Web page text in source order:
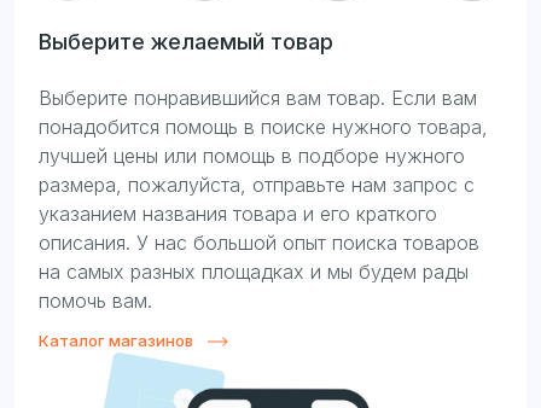
Выберите желаемый товар
Выберите понравившийся вам товар. Если вам
понадобится помощь в поиске нужного товара,
лучшей цены или помощь в подборе нужного
размера, пожалуйста, отправьте нам запрос с
указанием названия товара и его краткого
описания. У нас большой опыт поиска товаров
на самых разных площадках и мы будем рады
помочь вам.
Каталог магазинов